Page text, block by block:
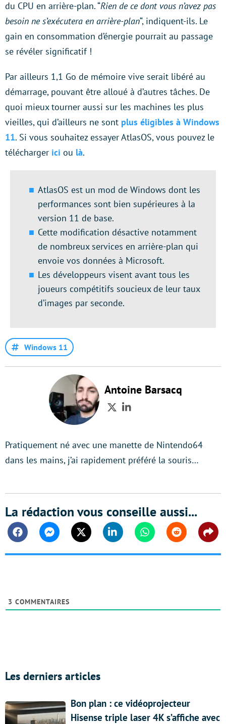
du CPU en arrière-plan. “Rien de ce dont vous n’avez pas
besoin ne s’exécutera en arrière-plan“, indiquent-ils. Le
gain en consommation d’énergie pourrait au passage
se révéler significatif !
Par ailleurs 1,1 Go de mémoire vive serait libéré au
démarrage, pouvant être alloué à d’autres tâches. De
quoi mieux tourner aussi sur les machines les plus
vieilles, qui d’ailleurs ne sont plus éligibles à Windows
11. Si vous souhaitez essayer AtlasOS, vous pouvez le
télécharger ici ou là.
AtlasOS est un mod de Windows dont les
performances sont bien supérieures à la
version 11 de base.
Cette modification désactive notamment
de nombreux services en arrière-plan qui
envoie vos données à Microsoft.
Les développeurs visent avant tous les
joueurs compétitifs soucieux de leur taux
d’images par seconde.
Windows 11
Antoine Barsacq
TwitterLinkedIn
Pratiquement né avec une manette de Nintendo64
dans les mains, j’ai rapidement préféré la souris…
La rédaction vous conseille aussi...
FacebookMessengerTwitter Linkedin WhatsappReddit
3 COMMENTAIRES
Les derniers articles
Bon plan : ce vidéoprojecteur
Hisense triple laser 4K s’affiche avec